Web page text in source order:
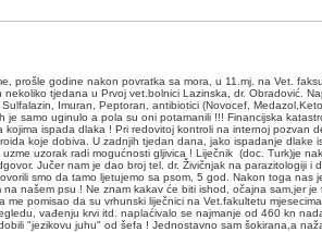
prošle godine nakon povratka sa mora, u 11.mj. na Vet.
tjedana u Prvoj vet.bolnici Lazinska, dr. Obradović.
Imuran, Peptoran, antibiotici (Novocef,
samo uginulo a pola su oni potamanili !!! Financijska
ispada dlaka ! Pri redovitoj kontroli na internoj
koje dobiva. U zadnjih tjedan dana, jako ispadanje
uzorak radi mogućnosti gljivica ! Liječnik (doc. Turk)je
Jučer nam je dao broj tel. dr. Živičnjak na parazitologiji
smo da tamo ljetujemo sa psom, 5 god. Nakon toga
našem psu ! Ne znam kakav će biti ishod, očajna sam,jer
pomisao da su vrhunski liječnici na Vet.fakultetu
vađenju krvi itd. naplaćivalo se najmanje od 460 kn
"jezikovu juhu" od šefa ! Jednostavno sam šokirana,a